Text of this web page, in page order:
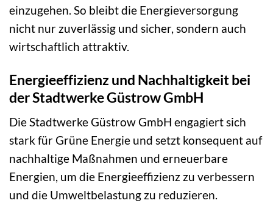
einzugehen. So bleibt die Energieversorgung
nicht nur zuverlässig und sicher, sondern auch
wirtschaftlich attraktiv.
Energieeffizienz und Nachhaltigkeit bei
der Stadtwerke Güstrow GmbH
Die Stadtwerke Güstrow GmbH engagiert sich
stark für Grüne Energie und setzt konsequent auf
nachhaltige Maßnahmen und erneuerbare
Energien, um die Energieeffizienz zu verbessern
und die Umweltbelastung zu reduzieren.